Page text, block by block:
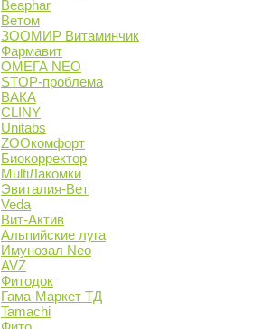
Beaphar
Ветом
ЗООМИР Витаминчик
Фармавит
ОМЕГА NEO
STOP-проблема
ВАКА
CLINY
Unitabs
ZOOкомфорт
Биокорректор
MultiЛакомки
Эвиталия-Вет
Veda
Вит-Актив
Альпийские луга
Имунозал Neo
AVZ
Фитодок
Гама-Маркет ТД
Tamachi